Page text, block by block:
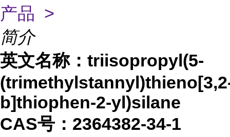
产品 >
简介
英文名称： triisopropyl(5-
b]thiophen-2-yl)silane
CAS号：2364382-34-1